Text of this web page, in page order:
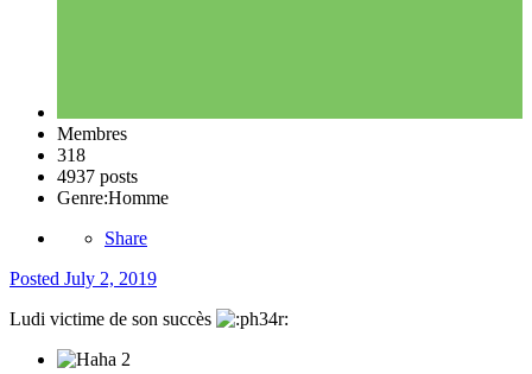
Membres
318
4937 posts
Genre:Homme
Share
Posted July 2, 2019
Ludi victime de son succès
2